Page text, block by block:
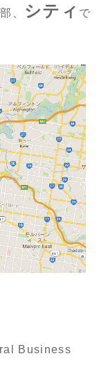
、 シティ で
Business